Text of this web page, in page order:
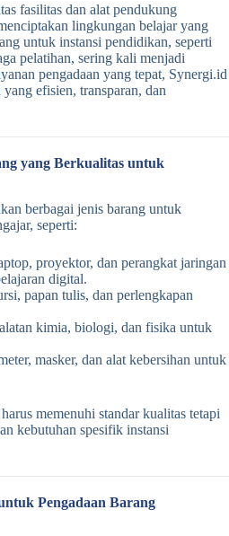
fasilitas dan alat pendukung
lingkungan belajar yang
untuk instansi pendidikan, seperti
pelatihan, sering kali menjadi
pengadaan yang tepat, Synergi.id
efisien, transparan, dan
yang Berkualitas untuk
berbagai jenis barang untuk
seperti:
proyektor, dan perangkat jaringan
digital.
papan tulis, dan perlengkapan
kimia, biologi, dan fisika untuk
masker, dan alat kebersihan untuk
memenuhi standar kualitas tetapi
kebutuhan spesifik instansi
Pengadaan Barang